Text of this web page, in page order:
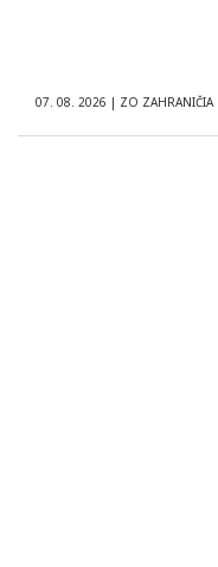
07. 08. 2026 | ZO ZAHRANIČIA